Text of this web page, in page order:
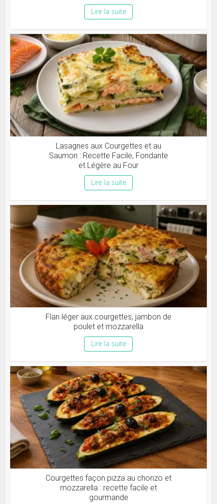
Lire la suite
Lasagnes aux Courgettes et au
Saumon : Recette Facile, Fondante
et Légère au Four
Lire la suite
Flan léger aux courgettes, jambon de
poulet et mozzarella
Lire la suite
Courgettes façon pizza au chorizo et
mozzarella : recette facile et
gourmande